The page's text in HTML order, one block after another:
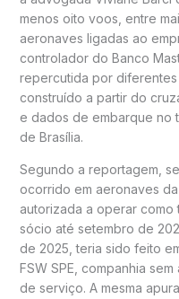
menos oito voos, entre
aeronaves ligadas ao
controlador do Banco
repercutida por
construído a partir do
e dados de embarque no
de Brasília.
Segundo a reportagem,
ocorrido em aeronaves
autorizada a operar
sócio até setembro de
de 2025, teria sido feito
FSW SPE, companhia
de serviço. A mesma